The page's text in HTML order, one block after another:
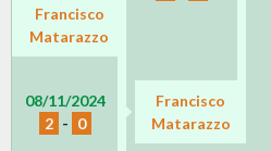
Francisco
Matarazzo
08/11/2024
2 - 0
Francisco
Matarazzo